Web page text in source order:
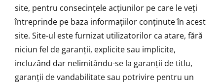
site, pentru consecințele acțiunilor pe care le veți
întreprinde pe baza informațiilor conținute în acest
site. Site-ul este furnizat utilizatorilor ca atare, fără
niciun fel de garanții, explicite sau implicite,
incluzând dar nelimitându-se la garanții de titlu,
garanții de vandabilitate sau potrivire pentru un